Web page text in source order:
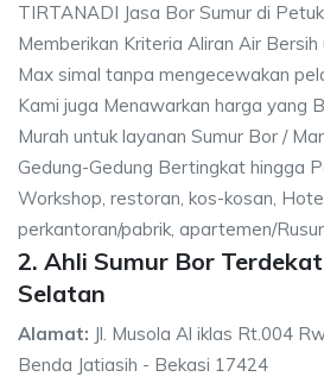
TIRTANADI Jasa Bor Sumur di
Memberikan Kriteria Aliran Air
Max simal tanpa mengecewakan
Kami juga Menawarkan harga yang
Murah untuk layanan Sumur Bor /
Gedung-Gedung Bertingkat hingga
Workshop, restoran, kos-kosan,
perkantoran/pabrik, apartemen/
2. Ahli Sumur Bor
Selatan
Alamat: Jl. Musola Al iklas Rt.004
Benda Jatiasih - Bekasi 17424